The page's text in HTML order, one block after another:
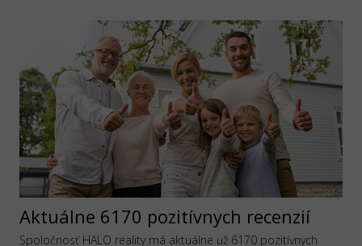
Aktuálne 6170 pozitívnych recenzií
Spoločnosť HALO reality má aktuálne už 6170 pozitívnych